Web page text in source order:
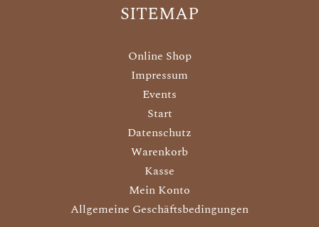
SITEMAP
Online Shop
Impressum
Events
Start
Datenschutz
Warenkorb
Kasse
Mein Konto
Allgemeine Geschäftsbedingungen